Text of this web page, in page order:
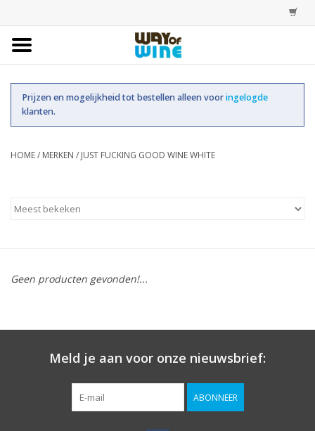
Bestellingen
Prijzen en mogelijkheid tot bestellen alleen vooringelogde
klanten.
HOME/ MERKEN / JUST FUCKING GOOD WINE WHITE
Geen producten gevonden!...
Meld je aan voor onze nieuwsbrief:
ABONNEER